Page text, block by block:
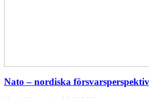
Nato – nordiska försvarsperspektiv